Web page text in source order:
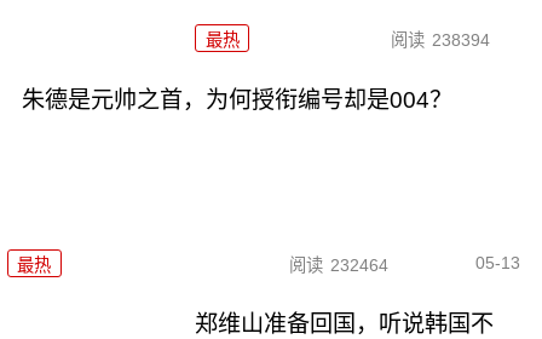
最热 阅读 238394
朱德是元帅之首，为何授衔编号却是004？
最热 阅读 232464 05-13
郑维山准备回国，听说韩国不